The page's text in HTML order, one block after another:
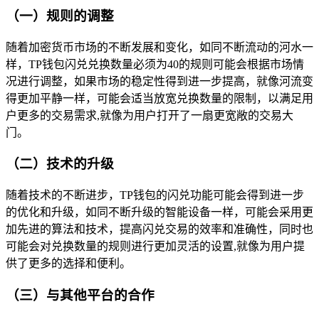
（一）规则的调整
随着加密货币市场的不断发展和变化，如同不断流动的河水一
样，TP钱包闪兑兑换数量必须为40的规则可能会根据市场情
况进行调整，如果市场的稳定性得到进一步提高，就像河流变
得更加平静一样，可能会适当放宽兑换数量的限制，以满足用
户更多的交易需求,就像为用户打开了一扇更宽敞的交易大
门。
（二）技术的升级
随着技术的不断进步，TP钱包的闪兑功能可能会得到进一步
的优化和升级，如同不断升级的智能设备一样，可能会采用更
加先进的算法和技术，提高闪兑交易的效率和准确性，同时也
可能会对兑换数量的规则进行更加灵活的设置,就像为用户提
供了更多的选择和便利。
（三）与其他平台的合作